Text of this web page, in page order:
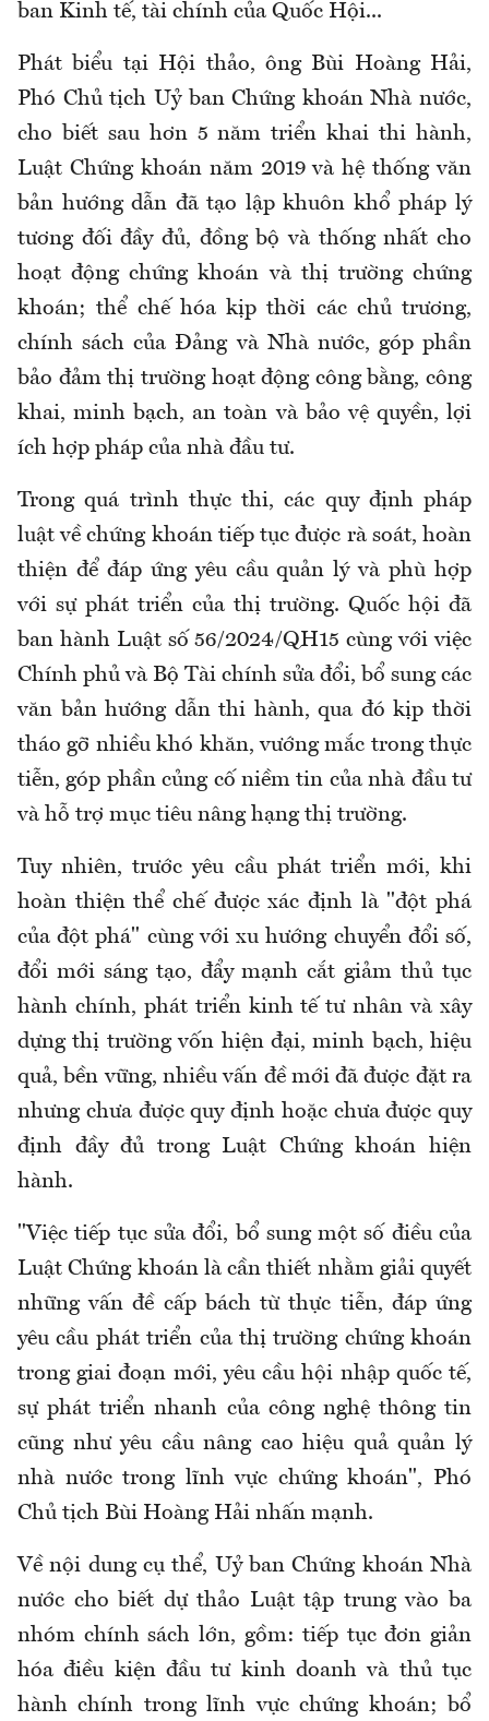
ban Kinh tế, tài chính của Quốc Hội...
Phát biểu tại Hội thảo, ông Bùi Hoàng Hải,
Phó Chủ tịch Uỷ ban Chứng khoán Nhà nước,
cho biết sau hơn 5 năm triển khai thi hành,
Luật Chứng khoán năm 2019 và hệ thống văn
bản hướng dẫn đã tạo lập khuôn khổ pháp lý
tương đối đầy đủ, đồng bộ và thống nhất cho
hoạt động chứng khoán và thị trường chứng
khoán; thể chế hóa kịp thời các chủ trương,
chính sách của Đảng và Nhà nước, góp phần
bảo đảm thị trường hoạt động công bằng, công
khai, minh bạch, an toàn và bảo vệ quyền, lợi
ích hợp pháp của nhà đầu tư.
Trong quá trình thực thi, các quy định pháp
luật về chứng khoán tiếp tục được rà soát, hoàn
thiện để đáp ứng yêu cầu quản lý và phù hợp
với sự phát triển của thị trường. Quốc hội đã
ban hành Luật số 56/2024/QH15 cùng với việc
Chính phủ và Bộ Tài chính sửa đổi, bổ sung các
văn bản hướng dẫn thi hành, qua đó kịp thời
tháo gỡ nhiều khó khăn, vướng mắc trong thực
tiễn, góp phần củng cố niềm tin của nhà đầu tư
và hỗ trợ mục tiêu nâng hạng thị trường.
Tuy nhiên, trước yêu cầu phát triển mới, khi
hoàn thiện thể chế được xác định là "đột phá
của đột phá" cùng với xu hướng chuyển đổi số,
đổi mới sáng tạo, đẩy mạnh cắt giảm thủ tục
hành chính, phát triển kinh tế tư nhân và xây
dựng thị trường vốn hiện đại, minh bạch, hiệu
quả, bền vững, nhiều vấn đề mới đã được đặt ra
nhưng chưa được quy định hoặc chưa được quy
định đầy đủ trong Luật Chứng khoán hiện
hành.
"Việc tiếp tục sửa đổi, bổ sung một số điều của
Luật Chứng khoán là cần thiết nhằm giải quyết
những vấn đề cấp bách từ thực tiễn, đáp ứng
yêu cầu phát triển của thị trường chứng khoán
trong giai đoạn mới, yêu cầu hội nhập quốc tế,
sự phát triển nhanh của công nghệ thông tin
cũng như yêu cầu nâng cao hiệu quả quản lý
nhà nước trong lĩnh vực chứng khoán", Phó
Chủ tịch Bùi Hoàng Hải nhấn mạnh.
Về nội dung cụ thể, Uỷ ban Chứng khoán Nhà
nước cho biết dự thảo Luật tập trung vào ba
nhóm chính sách lớn, gồm: tiếp tục đơn giản
hóa điều kiện đầu tư kinh doanh và thủ tục
hành chính trong lĩnh vực chứng khoán; bổ